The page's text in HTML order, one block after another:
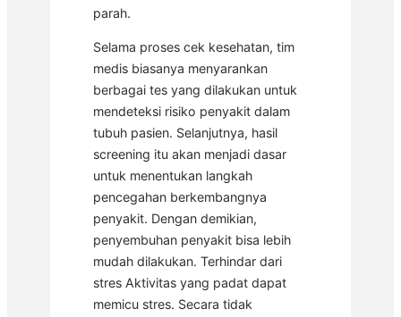
parah.
Selama proses cek kesehatan, tim
medis biasanya menyarankan
berbagai tes yang dilakukan untuk
mendeteksi risiko penyakit dalam
tubuh pasien. Selanjutnya, hasil
screening itu akan menjadi dasar
untuk menentukan langkah
pencegahan berkembangnya
penyakit. Dengan demikian,
penyembuhan penyakit bisa lebih
mudah dilakukan. Terhindar dari
stres Aktivitas yang padat dapat
memicu stres. Secara tidak